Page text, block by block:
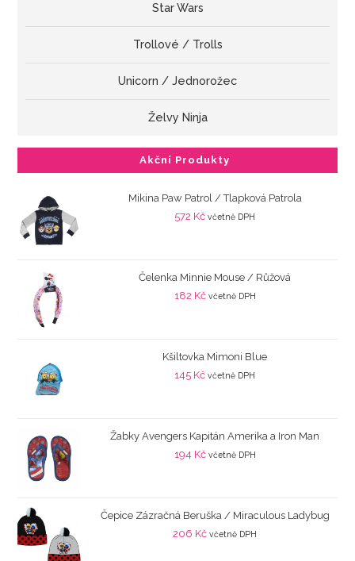
Star Wars
Trollové / Trolls
Unicorn / Jednorožec
Želvy Ninja
Akční Produkty
Mikina Paw Patrol / Tlapková Patrola
572 Kč včetně DPH
Čelenka Minnie Mouse / Růžová
182 Kč včetně DPH
Kšiltovka Mimoni Blue
145 Kč včetně DPH
Žabky Avengers Kapitán Amerika a Iron Man
194 Kč včetně DPH
Čepice Zázračná Beruška / Miraculous Ladybug
206 Kč včetně DPH